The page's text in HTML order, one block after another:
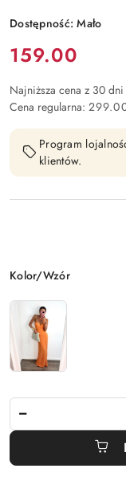
Dostępność:Mało
Cena:
159.00
Najniższa cena z 30
Cena regularna:
Program
klientów.
Wariant
Kolor/Wzór